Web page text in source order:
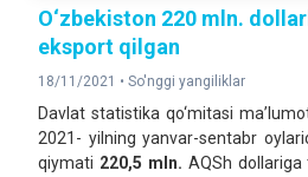
O‘zbekiston 220 mln.
eksport qilgan
18/11/2021 • So'nggi yangiliklar
Davlat statistika qo‘mitasi
2021- yilning yanvar-sentabr
qiymati 220,5 mln. AQSh dollariga